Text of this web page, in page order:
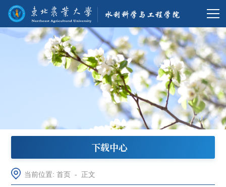
下载中心
当前位置:首页 - 正文